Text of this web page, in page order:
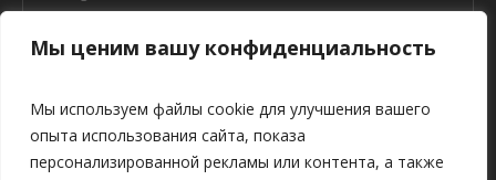
Мы ценим вашу конфиденциальность
Мы используем файлы cookie для улучшения вашего
опыта использования сайта, показа
персонализированной рекламы или контента, а также